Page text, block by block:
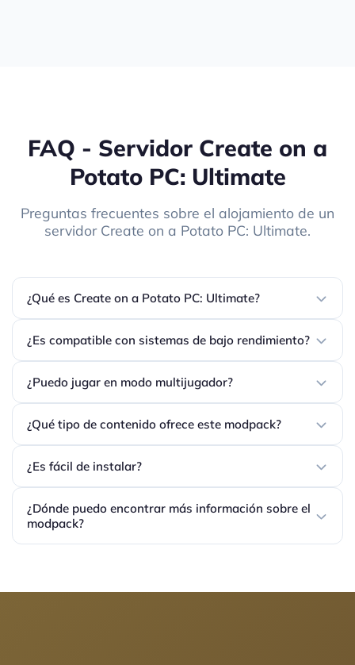
FAQ - Servidor Create on a
Potato PC: Ultimate
Preguntas frecuentes sobre el alojamiento de un
servidor Create on a Potato PC: Ultimate.
¿Qué es Create on a Potato PC: Ultimate?
¿Es compatible con sistemas de bajo rendimiento?
¿Puedo jugar en modo multijugador?
¿Qué tipo de contenido ofrece este modpack?
¿Es fácil de instalar?
¿Dónde puedo encontrar más información sobre el
modpack?